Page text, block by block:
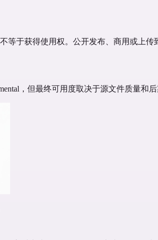
等于获得使用权。公开发布、商用或上传
，但最终可用度取决于源文件质量和